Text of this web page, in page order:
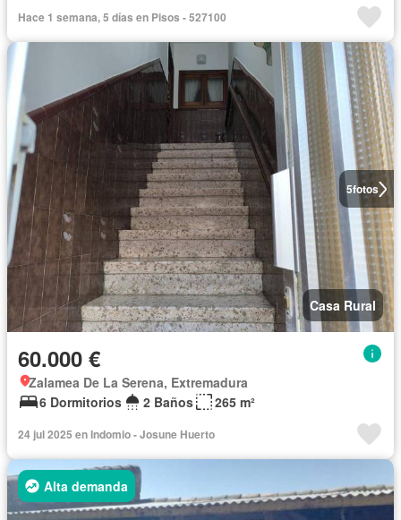
Hace 1 semana, 5 días en Pisos - 527100
5fotos
Casa Rural
60.000 €
Zalamea De La Serena, Extremadura
6 Dormitorios
2 Baños 265 m²
24 jul 2025 en Indomio - Josune Huerto
Alta demanda